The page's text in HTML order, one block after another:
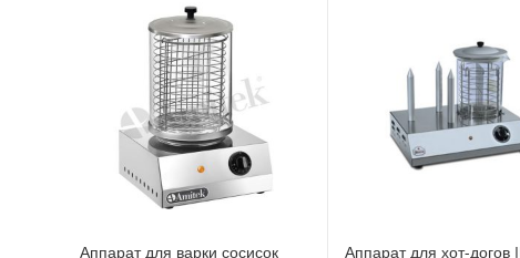
Аппарат для варки сосисок
Аппарат для хот-догов